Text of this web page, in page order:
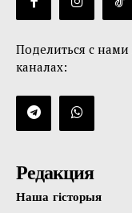
Поделиться с
каналах:
Редакция
Наша гісторыя